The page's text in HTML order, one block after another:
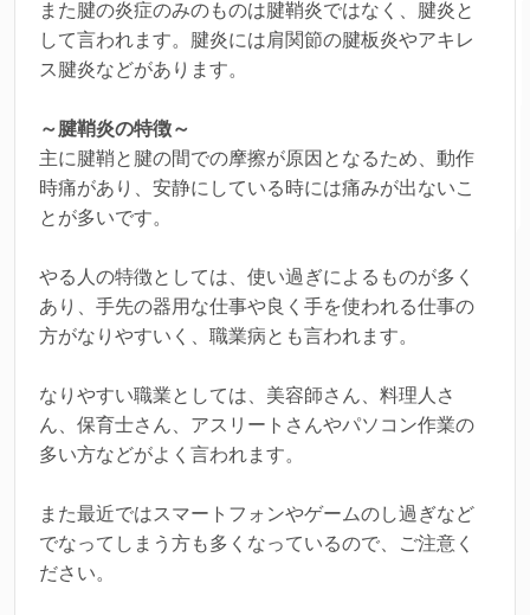
また腱の炎症のみのものは腱鞘炎ではなく、腱炎と
して言われます。腱炎には肩関節の腱板炎やアキレ
ス腱炎などがあります。
～腱鞘炎の特徴～
主に腱鞘と腱の間での摩擦が原因となるため、動作
時痛があり、安静にしている時には痛みが出ないこ
とが多いです。
やる人の特徴としては、使い過ぎによるものが多く
あり、手先の器用な仕事や良く手を使われる仕事の
方がなりやすいく、職業病とも言われます。
なりやすい職業としては、美容師さん、料理人さ
ん、保育士さん、アスリートさんやパソコン作業の
多い方などがよく言われます。
また最近ではスマートフォンやゲームのし過ぎなど
でなってしまう方も多くなっているので、ご注意く
ださい。